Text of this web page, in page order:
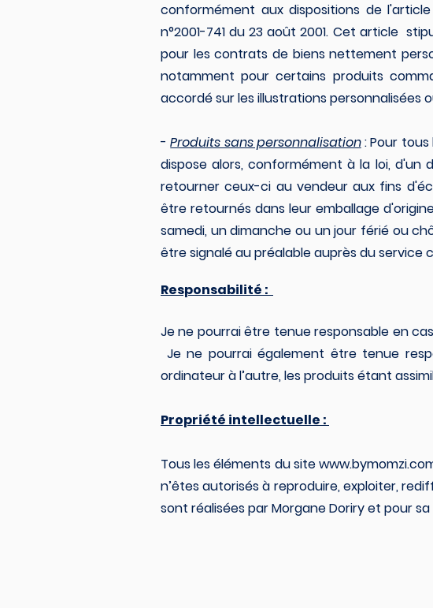
conformément aux dispositions de
n°2001-741 du 23 août 2001. Cet article
pour les contrats de biens nettement
notamment pour certains produits
accordé sur les illustrations personnalisées
-Produits sans personnalisation: Pour
dispose alors, conformément à la loi,
retourner ceux-ci au vendeur aux fins
être retournés dans leur emballage
samedi, un dimanche ou un jour férié ou
être signalé au préalable auprès du service
Responsabilité :
Je ne pourrai être tenue responsable en
Je ne pourrai également être tenue
ordinateur à l’autre, les produits étant
Propriété intellectuelle :
Tous les éléments du site
n’êtes autorisés à reproduire, exploiter,
sont réalisées par Morgane Doriry et pour